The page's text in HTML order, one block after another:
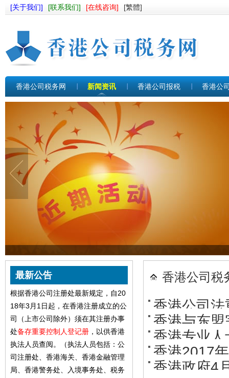
[关于我们] [联系我们] [在线咨询] [繁體]
香港公司税务网 新闻资讯 香港公司报税 香港公
最新公告
根据香港公司注册处最新规定，自20
18年3月1日起，在香港注册成立的公
司（上市公司除外）须在其注册办事
处备存重要控制人登记册 ，以供香港
执法人员查阅。（执法人员包括：公
司注册处、香港海关、香港金融管理
局、香港警务处、入境事务处、税务
香港公司税
香港公司
存重要控
香港与东
香港专业人
香港2017
香港政府4